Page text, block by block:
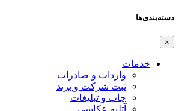
دسته‌بندی‌ها
×
خدمات
واردات و صادرات
ثبت شرکت و برند
چاپ و تبلیغات